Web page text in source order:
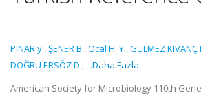
PINAR y.,ŞENER B.,Öcal H. Y.,GÜLMEZ KIVANÇ
DOĞRU ERSÖZ D., ...Daha Fazla
American Society for Microbiology 110th